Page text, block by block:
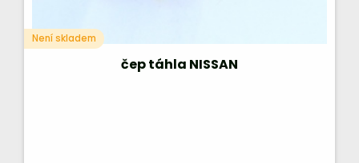
Není skladem
čep táhla NISSAN